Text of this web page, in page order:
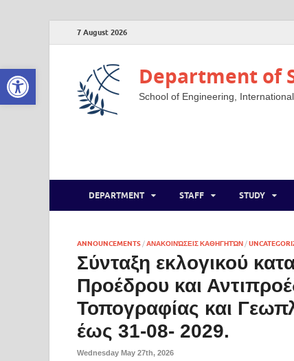
Open toolbar
7 August 2026
Department of
School of Engineering,
DEPARTMENT STAFF STUDY
ANNOUNCEMENTS /ΑΝΑΚΟΙΝΏΣΕΙΣ ΚΑΘΗΓΗΤΏΝ /
Σύνταξη εκλογικού
Προέδρου και
Τοπογραφίας και
έως 31-08- 2029.
Wednesday May 27th, 2026